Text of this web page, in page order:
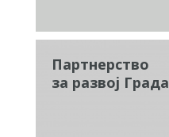
Партнерство
за развој Града